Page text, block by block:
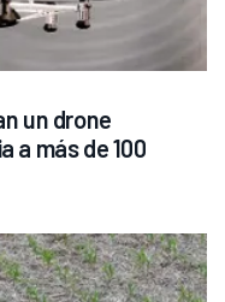
un drone
a más de 100